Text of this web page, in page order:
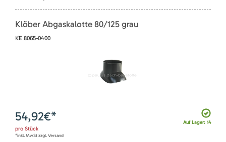
Klöber Abgaskalotte 80/125 grau
KE 8065-0400
Auf Lager: 14
54,92€*
pro Stück
*inkl. MwSt zzgl. Versand